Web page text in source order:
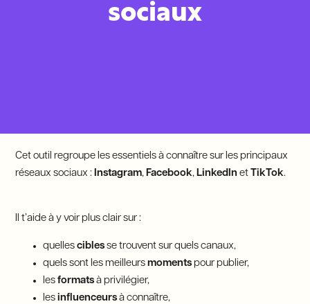
sociaux
Cet outil regroupe les essentiels à connaître sur les principaux
réseaux sociaux :Instagram,Facebook, LinkedIn et TikTok.
Il t’aide à y voir plus clair sur :
quellescibles se trouvent sur quels canaux,
quels sont les meilleursmoments pour publier,
lesformats à privilégier,
lesinfluenceurs à connaître,